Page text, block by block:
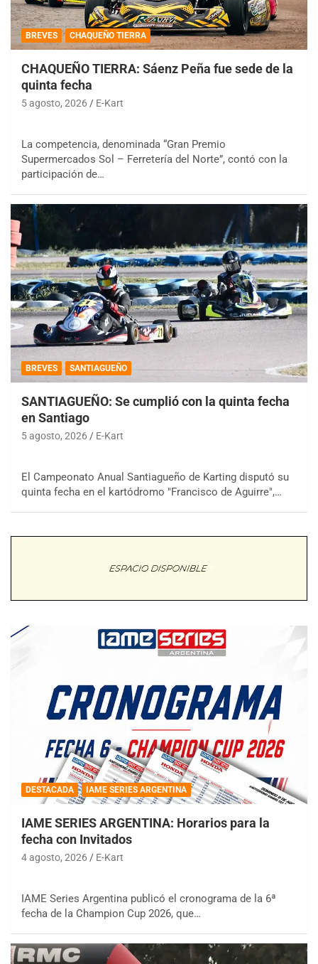
BREVES CHAQUEÑO TIERRA
CHAQUEÑO TIERRA: Sáenz Peña fue sede de la
quinta fecha
5 agosto, 2026 E-Kart
La competencia, denominada “Gran Premio
Supermercados Sol – Ferretería del Norte”, contó con la
participación de…
BREVES SANTIAGUEÑO
SANTIAGUEÑO: Se cumplió con la quinta fecha
en Santiago
5 agosto, 2026 E-Kart
El Campeonato Anual Santiagueño de Karting disputó su
quinta fecha en el kartódromo "Francisco de Aguirre",…
DESTACADA IAME SERIES ARGENTINA
IAME SERIES ARGENTINA: Horarios para la
fecha con Invitados
4 agosto, 2026 E-Kart
IAME Series Argentina publicó el cronograma de la 6ª
fecha de la Champion Cup 2026, que…